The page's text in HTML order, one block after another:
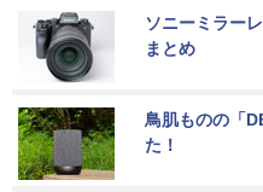
ソニーミラー
まとめ
鳥肌ものの「
た！